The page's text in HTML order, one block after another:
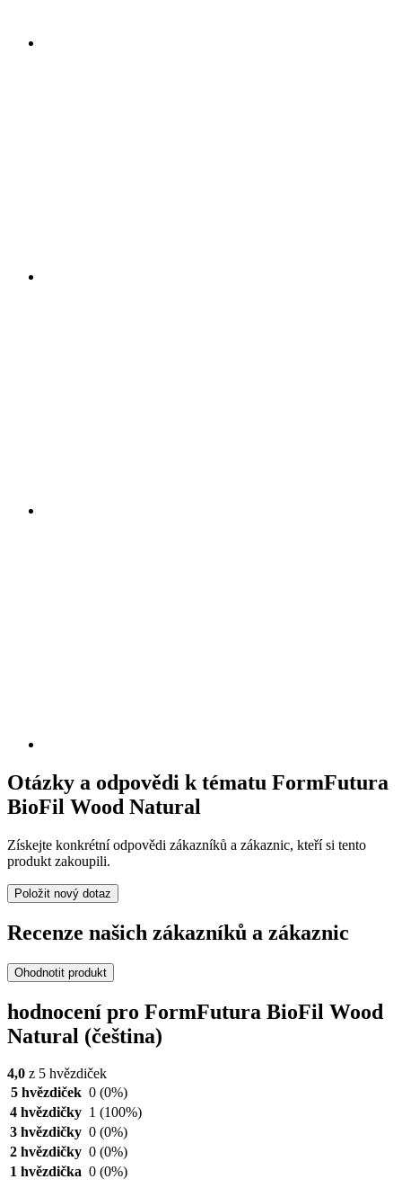
Otázky a odpovědi k tématu FormFutura
BioFil Wood Natural
Získejte konkrétní odpovědi zákazníků a zákaznic, kteří si tento
produkt zakoupili.
Položit nový dotaz
Recenze našich zákazníků a zákaznic
Ohodnotit produkt
hodnocení pro FormFutura BioFil Wood
Natural (čeština)
4,0 z 5 hvězdiček
5 hvězdiček 0 (0%)
4 hvězdičky 1 (100%)
3 hvězdičky 0 (0%)
2 hvězdičky 0 (0%)
1 hvězdička 0 (0%)